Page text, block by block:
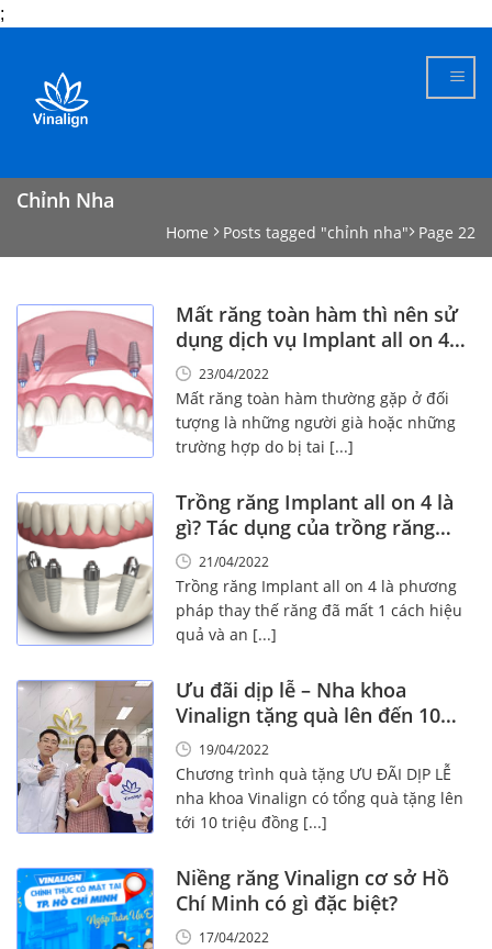
;
content
Chỉnh Nha
Home Posts tagged "chỉnh nha" Page 22
Mất răng toàn hàm thì nên sử
dụng dịch vụ Implant all on 4
không?
23/04/2022
Mất răng toàn hàm thường gặp ở đối
tượng là những người già hoặc những
trường hợp do bị tai [...]
Trồng răng Implant all on 4 là
gì? Tác dụng của trồng răng
Implant
21/04/2022
Trồng răng Implant all on 4 là phương
pháp thay thế răng đã mất 1 cách hiệu
quả và an [...]
Ưu đãi dịp lễ – Nha khoa
Vinalign tặng quà lên đến 10
triệu đồng!
19/04/2022
Chương trình quà tặng ƯU ĐÃI DỊP LỄ
nha khoa Vinalign có tổng quà tặng lên
tới 10 triệu đồng [...]
Niềng răng Vinalign cơ sở Hồ
Chí Minh có gì đặc biệt?
17/04/2022